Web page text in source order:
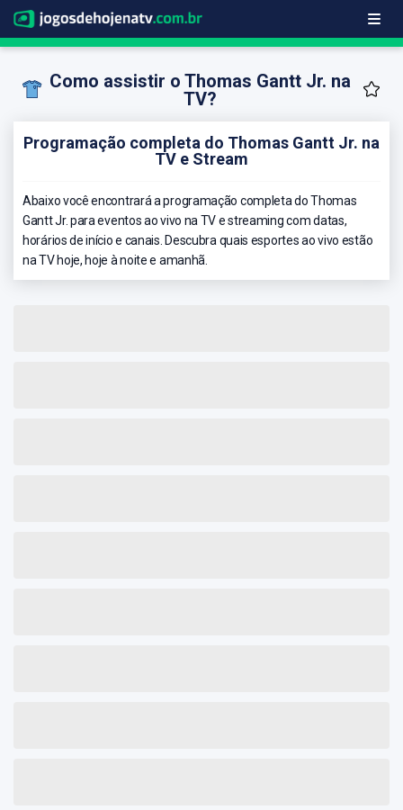
Como assistir o Thomas Gantt Jr. na
TV?
Programação completa do Thomas Gantt Jr. na
TV e Stream
Abaixo você encontrará a programação completa do Thomas
Gantt Jr. para eventos ao vivo na TV e streaming com datas,
horários de início e canais. Descubra quais esportes ao vivo estão
na TV hoje, hoje à noite e amanhã.